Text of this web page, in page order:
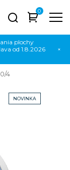
0
plochy
od 1.8.2026
×
4
NOVINKA